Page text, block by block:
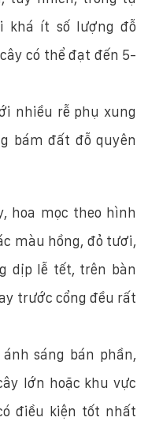
khá ít số lượng đỗ
có thể đạt đến 5-
nhiều rễ phụ xung
bám đất đỗ quyên
hoa mọc theo hình
màu hồng, đỏ tươi,
dịp lễ tết, trên bàn
trước cổng đều rất
sáng bán phần,
lớn hoặc khu vực
điều kiện tốt nhất